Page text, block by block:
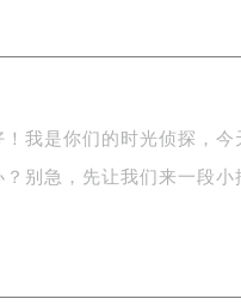
我是你们的时光侦探，
别急，先让我们来一段